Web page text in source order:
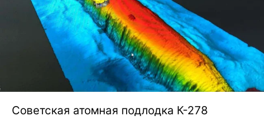
Советская атомная подлодка К-278